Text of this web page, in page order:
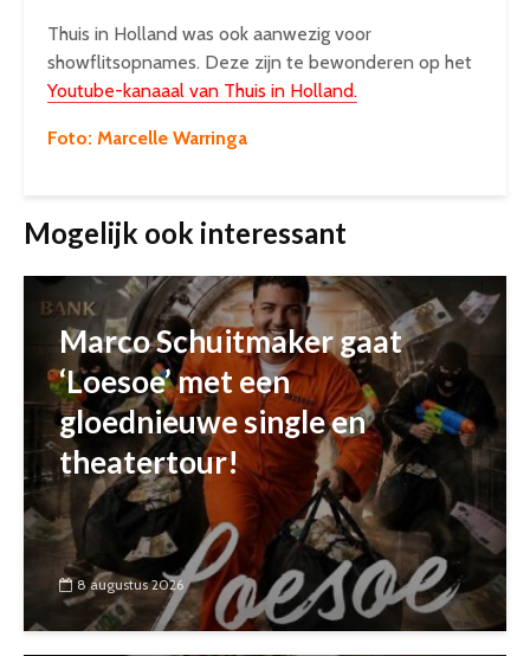
Thuis in Holland was ook aanwezig voor
showflitsopnames. Deze zijn te bewonderen op het
Youtube-kanaaal van Thuis in Holland.
Foto: Marcelle Warringa
Mogelijk ook interessant
Marco Schuitmaker gaat
‘Loesoe’ met een
gloednieuwe single en
theatertour!
8 augustus 2026